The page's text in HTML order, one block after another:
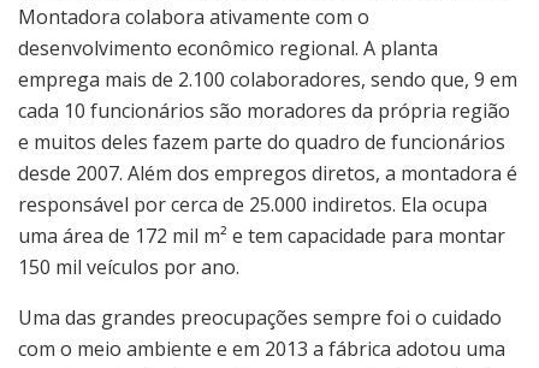
Montadora colabora ativamente com o
desenvolvimento econômico regional. A planta
emprega mais de 2.100 colaboradores, sendo que, 9 em
cada 10 funcionários são moradores da própria região
e muitos deles fazem parte do quadro de funcionários
desde 2007. Além dos empregos diretos, a montadora é
responsável por cerca de 25.000 indiretos. Ela ocupa
uma área de 172 mil m² e tem capacidade para montar
150 mil veículos por ano.
Uma das grandes preocupações sempre foi o cuidado
com o meio ambiente e em 2013 a fábrica adotou uma